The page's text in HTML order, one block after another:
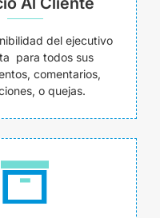
del ejecutivo
para todos sus
comentarios,
o quejas.